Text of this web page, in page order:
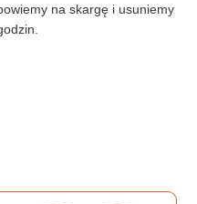
na skargę i usuniemy